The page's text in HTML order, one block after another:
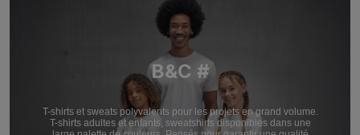
B&C #
T-shirts et sweats polyvalents pour les projets en grand volume.
T-shirts adultes et enfants, sweatshirts disponibles dans une